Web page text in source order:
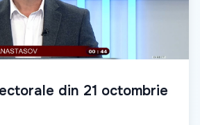
din 21 octombrie